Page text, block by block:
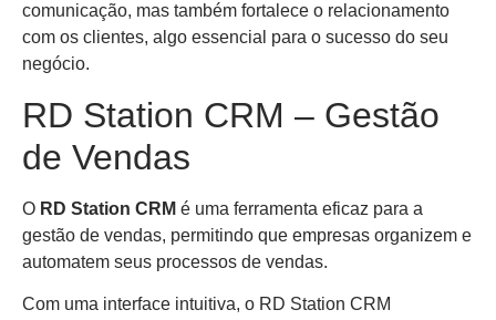
comunicação, mas também fortalece o relacionamento
com os clientes, algo essencial para o sucesso do seu
negócio.
RD Station CRM – Gestão
de Vendas
O RD Station CRM é uma ferramenta eficaz para a
gestão de vendas, permitindo que empresas organizem e
automatem seus processos de vendas.
Com uma interface intuitiva, o RD Station CRM